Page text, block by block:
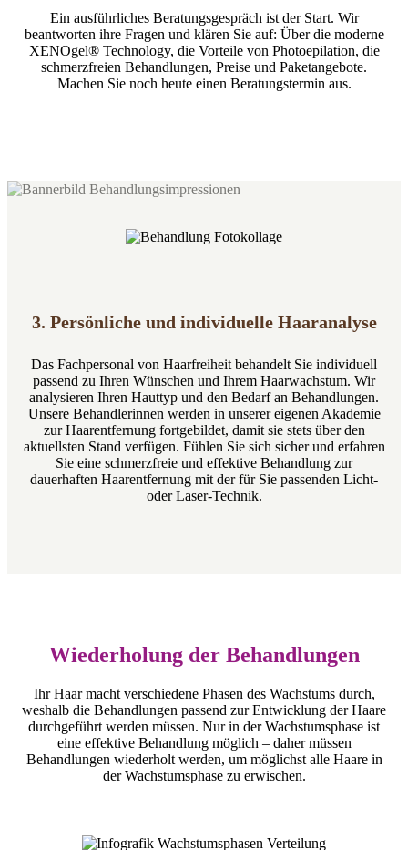
Ein ausführliches Beratungsgespräch ist der Start. Wir
beantworten ihre Fragen und klären Sie auf: Über die moderne
XENOgel® Technology, die Vorteile von Photoepilation, die
schmerzfreien Behandlungen, Preise und Paketangebote.
Machen Sie noch heute einen Beratungstermin aus.
3. Persönliche und individuelle Haaranalyse
Das Fachpersonal von Haarfreiheit behandelt Sie individuell
passend zu Ihren Wünschen und Ihrem Haarwachstum. Wir
analysieren Ihren Hauttyp und den Bedarf an Behandlungen.
Unsere Behandlerinnen werden in unserer eigenen Akademie
zur Haarentfernung fortgebildet, damit sie stets über den
aktuellsten Stand verfügen. Fühlen Sie sich sicher und erfahren
Sie eine schmerzfreie und effektive Behandlung zur
dauerhaften Haarentfernung mit der für Sie passenden Licht-
oder Laser-Technik.
Wiederholung der Behandlungen
Ihr Haar macht verschiedene Phasen des Wachstums durch,
weshalb die Behandlungen passend zur Entwicklung der Haare
durchgeführt werden müssen. Nur in der Wachstumsphase ist
eine effektive Behandlung möglich – daher müssen
Behandlungen wiederholt werden, um möglichst alle Haare in
der Wachstumsphase zu erwischen.